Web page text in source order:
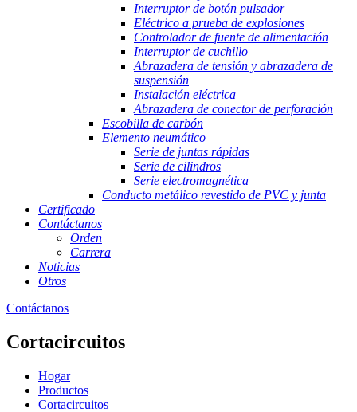
Interruptor de botón pulsador
Eléctrico a prueba de explosiones
Controlador de fuente de alimentación
Interruptor de cuchillo
Abrazadera de tensión y abrazadera de
suspensión
Instalación eléctrica
Abrazadera de conector de perforación
Escobilla de carbón
Elemento neumático
Serie de juntas rápidas
Serie de cilindros
Serie electromagnética
Conducto metálico revestido de PVC y junta
Certificado
Contáctanos
Orden
Carrera
Noticias
Otros
Contáctanos
Cortacircuitos
Hogar
Productos
Cortacircuitos